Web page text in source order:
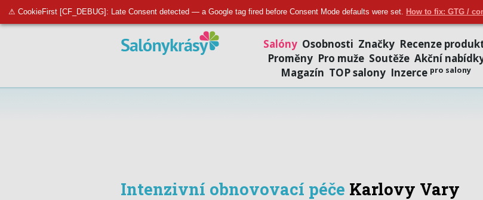
⚠ CookieFirst [CF_DEBUG]: Late Consent detected — a Google tag fired before Consent Mode defaults were set. How to fix: GTG /
Přidat salon |
Salóny Osobnosti Značky Recenze
Proměny Pro muže Soutěže Akční
Magazín TOP salony Inzerce pro salony
Intenzivní obnovovací péče Karlovy Vary